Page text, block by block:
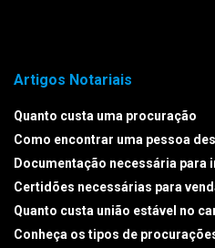
Artigos Notariais
Quanto custa uma procuração
Como encontrar uma pessoa
Documentação necessária para
Certidões necessárias para
Quanto custa união estável no
Conheça os tipos de